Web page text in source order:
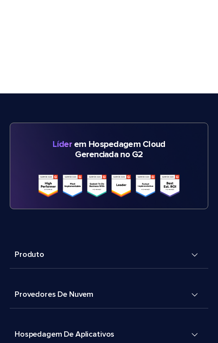
Líderem Hospedagem Cloud
Gerenciada no G2
Produto
Provedores De Nuvem
Hospedagem De Aplicativos